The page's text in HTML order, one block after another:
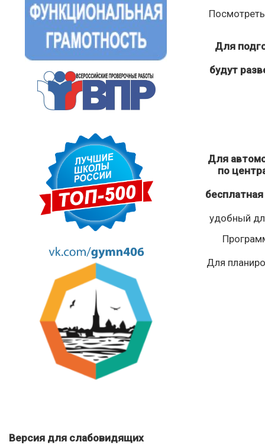
Для
будут
Для
по
удобный
Для
Версия для слабовидящих